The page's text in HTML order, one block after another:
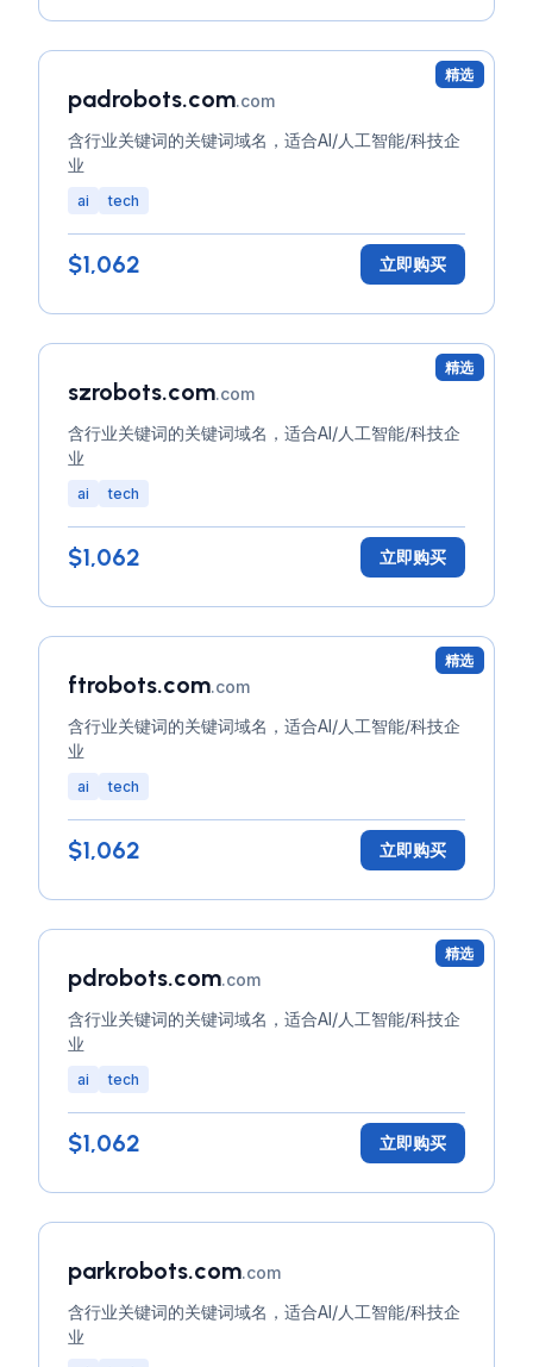
精选
padrobots.com.com
含行业关键词的关键词域名，适合AI/人工智能/科技企
业
ai tech
$1,062 立即购买
精选
szrobots.com.com
含行业关键词的关键词域名，适合AI/人工智能/科技企
业
ai tech
$1,062 立即购买
精选
ftrobots.com.com
含行业关键词的关键词域名，适合AI/人工智能/科技企
业
ai tech
$1,062 立即购买
精选
pdrobots.com.com
含行业关键词的关键词域名，适合AI/人工智能/科技企
业
ai tech
$1,062 立即购买
parkrobots.com.com
含行业关键词的关键词域名，适合AI/人工智能/科技企
业